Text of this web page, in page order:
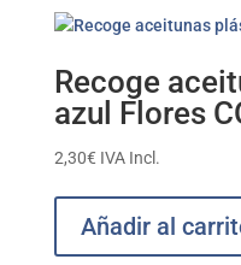
Recoge
azul Flores
2,30€ IVA Incl.
Añadir al